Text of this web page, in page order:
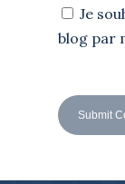
Je
blog par